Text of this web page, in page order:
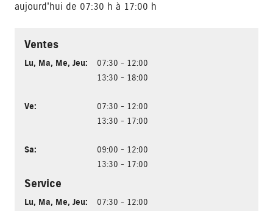
aujourd'hui de 07:30 h à 17:00 h
Ventes
Lu, Ma, Me, Jeu:
07:30 - 12:00
13:30 - 18:00
Ve:
07:30 - 12:00
13:30 - 17:00
Sa:
09:00 - 12:00
13:30 - 17:00
Service
Lu, Ma, Me, Jeu:
07:30 - 12:00